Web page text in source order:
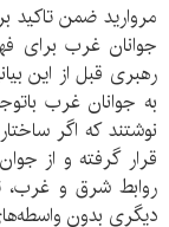
مروارید ضمن تاکید
جوانان غرب برای
رهبری قبل از این
به جوانان غرب
نوشتند که اگر
قرار گرفته و از
روابط شرق و غرب،
دیگری بدون